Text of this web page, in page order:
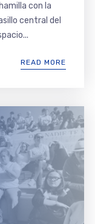
con la
central del
READ MORE